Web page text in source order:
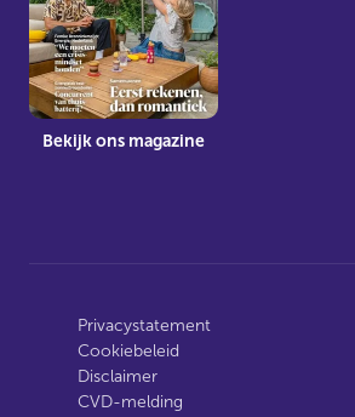
Bekijk ons magazine
Privacystatement
Cookiebeleid
Disclaimer
CVD-melding